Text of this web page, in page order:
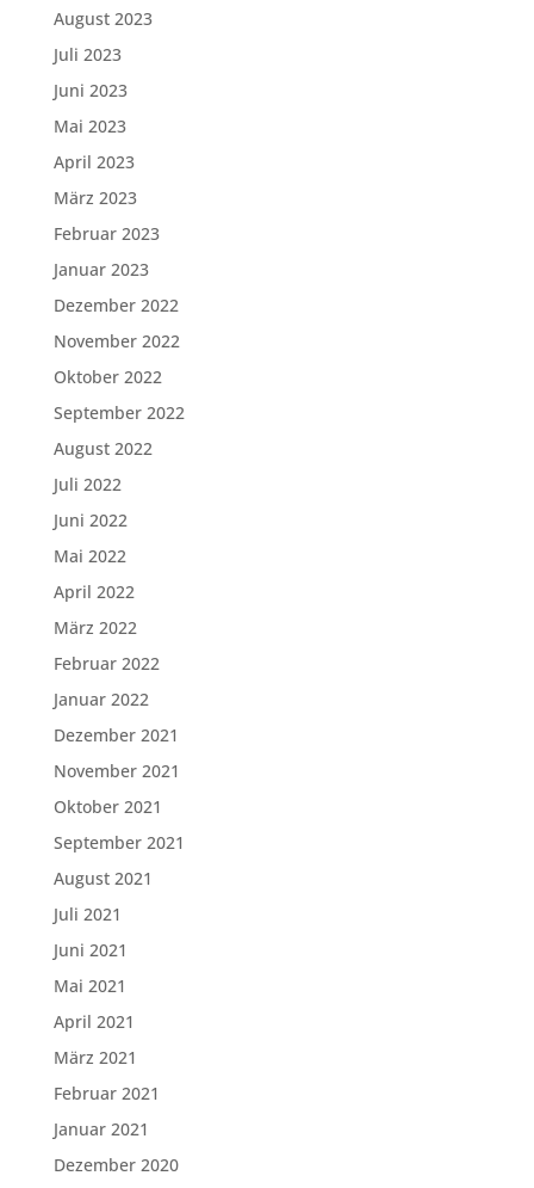
August 2023
Juli 2023
Juni 2023
Mai 2023
April 2023
März 2023
Februar 2023
Januar 2023
Dezember 2022
November 2022
Oktober 2022
September 2022
August 2022
Juli 2022
Juni 2022
Mai 2022
April 2022
März 2022
Februar 2022
Januar 2022
Dezember 2021
November 2021
Oktober 2021
September 2021
August 2021
Juli 2021
Juni 2021
Mai 2021
April 2021
März 2021
Februar 2021
Januar 2021
Dezember 2020